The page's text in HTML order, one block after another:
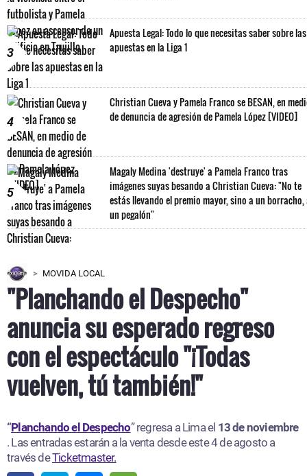
3
Apuesta Legal: Todo lo que necesitas saber sobre las
apuestas en la Liga 1
4
Christian Cueva y Pamela Franco se BESAN, en
de denuncia de agresión de Pamela López [VIDEO]
5
Magaly Medina 'destruye' a Pamela Franco tras
imágenes suyas besando a Christian Cueva: "No te
estás llevando el premio mayor, sino a un borracho,
un pegalón"
MOVIDA LOCAL
"Planchando el Despecho"
anuncia su esperado regreso
con el espectáculo "¡Todas
vuelven, tú también!"
“Planchando el Despecho” regresa a Lima el 13 de noviembre
. Las entradas estarán a la venta desde este 4 de agosto a
través deTicketmaster.